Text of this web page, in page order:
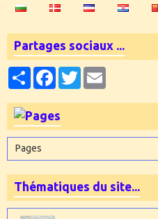
Partages sociaux ...
PartagerFacebookTwitter
Thématiques du site...